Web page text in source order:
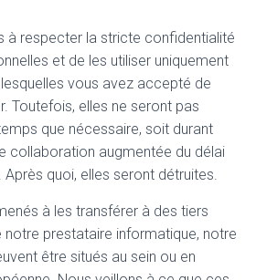
à respecter la stricte confidentialité
et de les utiliser uniquement
vous avez accepté de
Toutefois, elles ne seront pas
que nécessaire, soit durant
collaboration augmentée du délai
quoi, elles seront détruites.
à les transférer à des tiers
prestataire informatique, notre
être situés au sein ou en